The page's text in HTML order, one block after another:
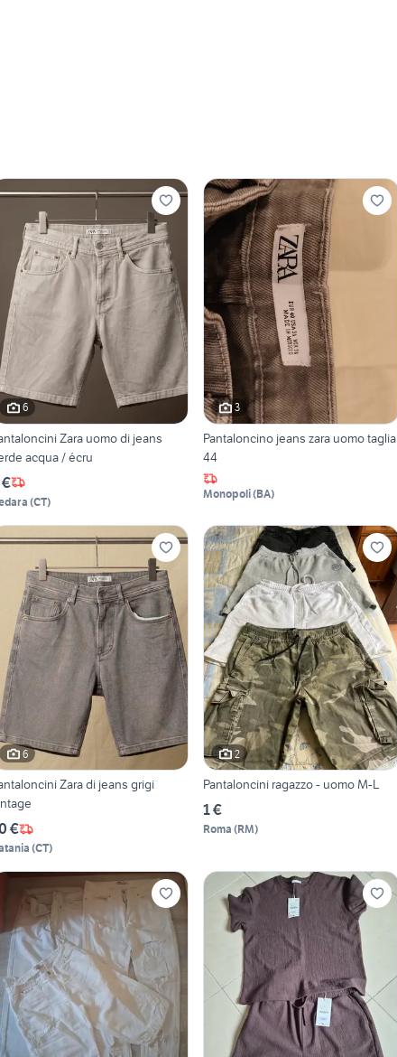
6
Zara uomo di jeans
acqua / écru
(CT)
3
Pantaloncino jeans zara uomo taglia
44
Monopoli(BA)
6
Zara di jeans grigi
€
(CT)
2
Pantaloncini ragazzo - uomo M-L
1 €
Roma (RM)